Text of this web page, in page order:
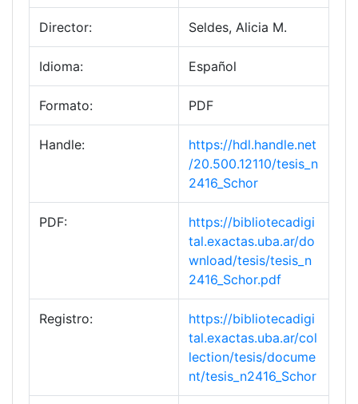
Director: Seldes, Alicia M.
Idioma: Español
Formato: PDF
Handle:
https://hdl.handle.net
/20.500.12110/tesis_n
2416_Schor
PDF:
https://bibliotecadigi
tal.exactas.uba.ar/do
wnload/tesis/tesis_n
2416_Schor.pdf
Registro:
https://bibliotecadigi
tal.exactas.uba.ar/col
lection/tesis/docume
nt/tesis_n2416_Schor